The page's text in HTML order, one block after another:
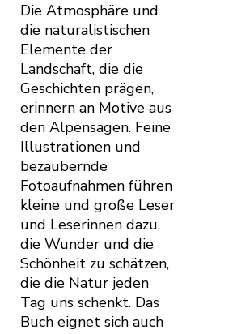
Die Atmosphäre und
die naturalistischen
Elemente der
Landschaft, die die
Geschichten prägen,
erinnern an Motive aus
den Alpensagen. Feine
Illustrationen und
bezaubernde
Fotoaufnahmen führen
kleine und große Leser
und Leserinnen dazu,
die Wunder und die
Schönheit zu schätzen,
die die Natur jeden
Tag uns schenkt. Das
Buch eignet sich auch